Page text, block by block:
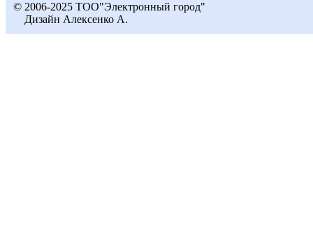
© 2006-2025 ТОО"Электронный город"
Дизайн Алексенко А.